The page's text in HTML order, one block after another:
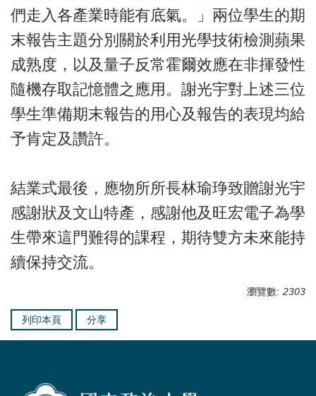
們走入各產業時能有底氣。」兩位學生的期
末報告主題分別關於利用光學技術檢測蘋果
成熟度，以及量子反常霍爾效應在非揮發性
隨機存取記憶體之應用。謝光宇對上述三位
學生準備期末報告的用心及報告的表現均給
予肯定及讚許。
結業式最後，應物所所長林瑜琤致贈謝光宇
感謝狀及文山特產，感謝他及旺宏電子為學
生帶來這門難得的課程，期待雙方未來能持
續保持交流。
瀏覽數: 2303
列印本頁 分享